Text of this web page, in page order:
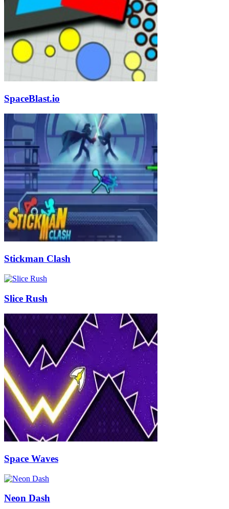
SpaceBlast.io
Stickman Clash
Slice Rush
Space Waves
Neon Dash